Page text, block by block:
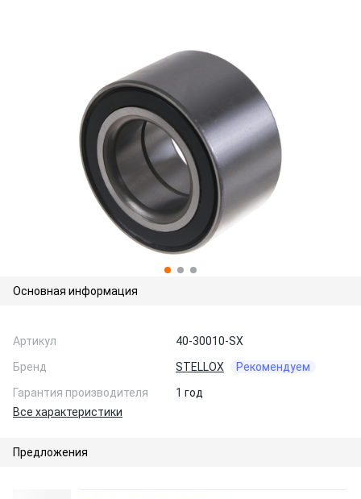
Основная информация
Артикул
40-30010-SX
Бренд
STELLOX
Рекомендуем
Гарантия производителя
1 год
Все характеристики
Предложения